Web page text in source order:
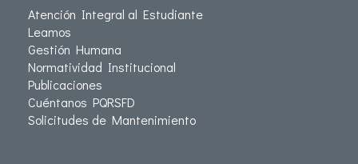
Atención Integral al Estudiante
Leamos
Gestión Humana
Normatividad Institucional
Publicaciones
Cuéntanos PQRSFD
Solicitudes de Mantenimiento